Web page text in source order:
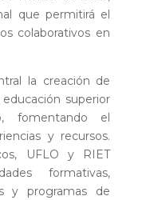
que permitirá el
colaborativos en
la creación de
superior
fomentando el
y recursos.
UFLO y RIET
formativas,
y programas de